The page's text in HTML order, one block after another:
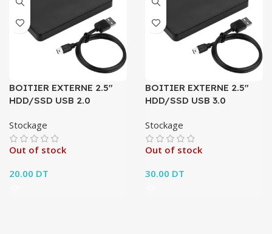
BOITIER EXTERNE 2.5″
HDD/SSD USB 2.0
Stockage
Out of stock
20.00 DT
BOITIER EXTERNE 2.5″
HDD/SSD USB 3.0
Stockage
Out of stock
30.00 DT